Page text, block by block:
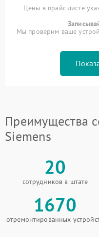
Цены в прайс-листе
Мы проверим ваше
Преимущества
Siemens
20
сотрудников в штате
1670
отремонтированных